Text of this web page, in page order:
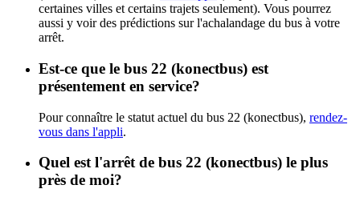
certaines villes et certains trajets seulement). Vous pourrez
aussi y voir des prédictions sur l'achalandage du bus à votre
arrêt.
Est-ce que le bus 22 (konectbus) est
présentement en service?
Pour connaître le statut actuel du bus 22 (konectbus), rendez-
vous dans l'appli.
Quel est l'arrêt de bus 22 (konectbus) le plus
près de moi?